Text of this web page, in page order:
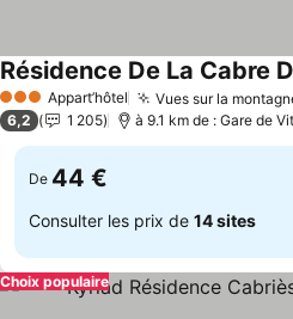
3 ÉtoilesAppart’hôtel Vues sur la
Résidence De La Cabre
6,2 1 205 à 9.1 km de : Gare de
De 44 €
Consulter les prix de 14 sites
Choix populaire